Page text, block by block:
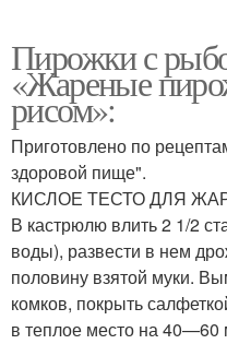
Пирожки с
«Жареные
рисом»:
Приготовлено по
здоровой пище".
КИСЛОЕ ТЕСТО ДЛЯ
В кастрюлю влить 2 1/2
воды), развести в нем
половину взятой муки.
комков, покрыть
в теплое место на 40—60